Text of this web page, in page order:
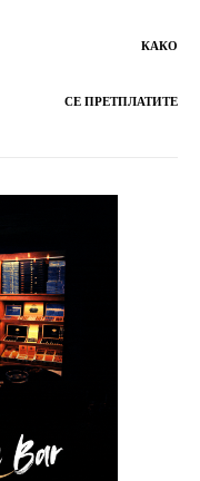
КАКО
СЕ ПРЕТПЛАТИТЕ